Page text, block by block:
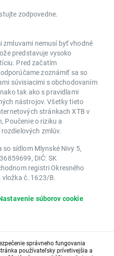
zodpovedne.
zmluvami nemusí byť vhodné
predstavuje vysoko
Pred začatím
zoznámiť sa so
súvisiacimi s obchodovaním
tak ako s pravidlami
nástrojov. Všetky tieto
stránkach XTB v
Poučenie o riziku a
zmlúv.
so sídlom Mlynské Nivy 5,
DIČ: SK
registri Okresného
vložka č. 1623/B.
súborov cookie
správneho fungovania
používateľsky prívetivejšia a